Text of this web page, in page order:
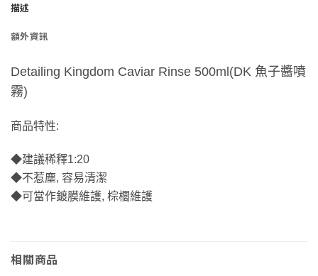
描述
額外資訊
Detailing Kingdom Caviar Rinse 500ml(DK 魚子醬噴
霧)
商品特性:
◆建議稀釋1:20
◆不惹塵, 容易清潔
◆可當作鍍膜維護, 棕櫚維護
相關商品